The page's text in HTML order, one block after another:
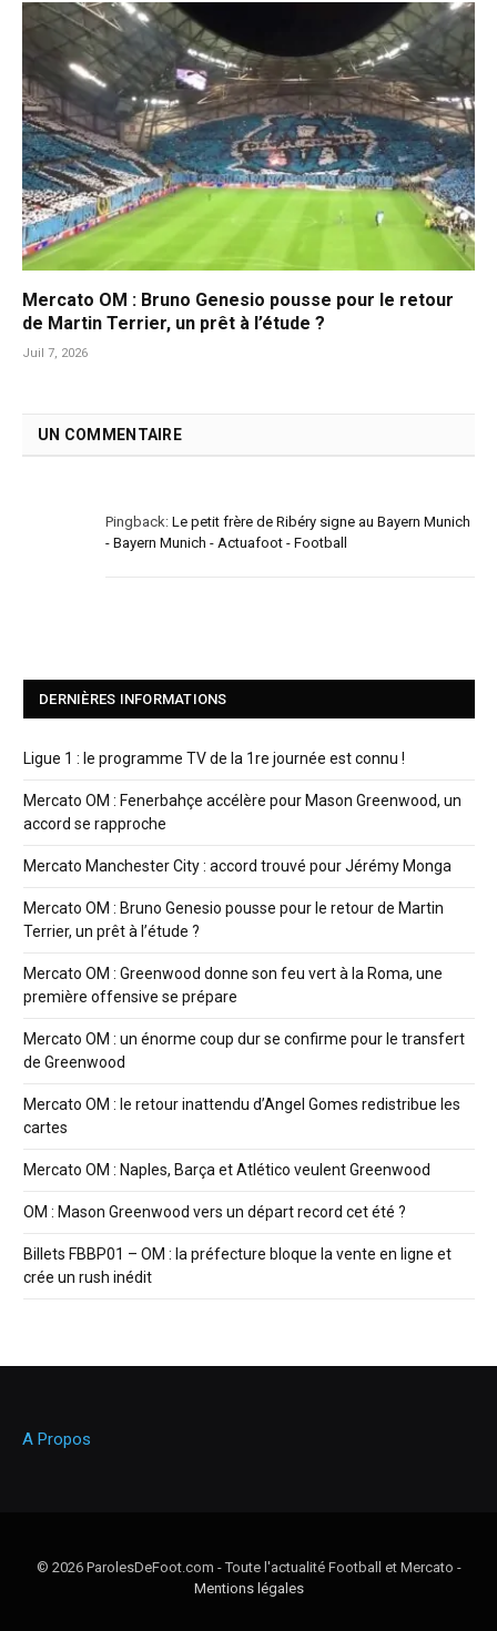
Mercato OM : Bruno Genesio pousse pour le retour
de Martin Terrier, un prêt à l’étude ?
Juil 7, 2026
UN COMMENTAIRE
Pingback: Le petit frère de Ribéry signe au Bayern Munich
- Bayern Munich - Actuafoot - Football
DERNIÈRES INFORMATIONS
Ligue 1 : le programme TV de la 1re journée est connu !
Mercato OM : Fenerbahçe accélère pour Mason Greenwood, un
accord se rapproche
Mercato Manchester City : accord trouvé pour Jérémy Monga
Mercato OM : Bruno Genesio pousse pour le retour de Martin
Terrier, un prêt à l’étude ?
Mercato OM : Greenwood donne son feu vert à la Roma, une
première offensive se prépare
Mercato OM : un énorme coup dur se confirme pour le transfert
de Greenwood
Mercato OM : le retour inattendu d’Angel Gomes redistribue les
cartes
Mercato OM : Naples, Barça et Atlético veulent Greenwood
OM : Mason Greenwood vers un départ record cet été ?
Billets FBBP01 – OM : la préfecture bloque la vente en ligne et
crée un rush inédit
A Propos
© 2026 ParolesDeFoot.com - Toute l'actualité Football et Mercato -
Mentions légales